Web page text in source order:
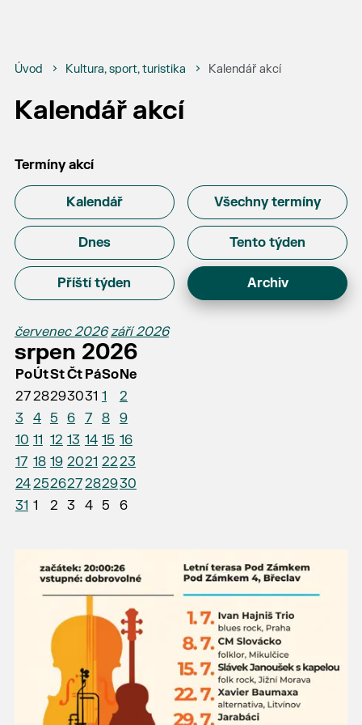
Úvod Kultura, sport, turistika Kalendář akcí
Kalendář akcí
Termíny akcí
Kalendář Všechny termíny
Dnes Tento týden
Příští týden Archiv
červenec 2026 září 2026
srpen 2026
PoÚtStČt PáSoNe
2728293031 1
2
3
4 5 6 7 8
9
10 11 12 13 14 15 16
17 18 19 2021 2223
24252627282930
31 1 2 3 4 5 6